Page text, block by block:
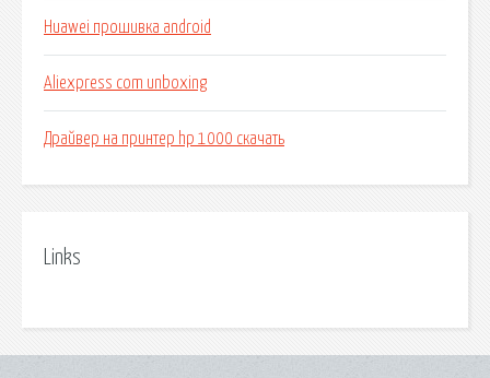
Huawei прошивка android
Aliexpress com unboxing
Драйвер на принтер hp 1000 скачать
Links